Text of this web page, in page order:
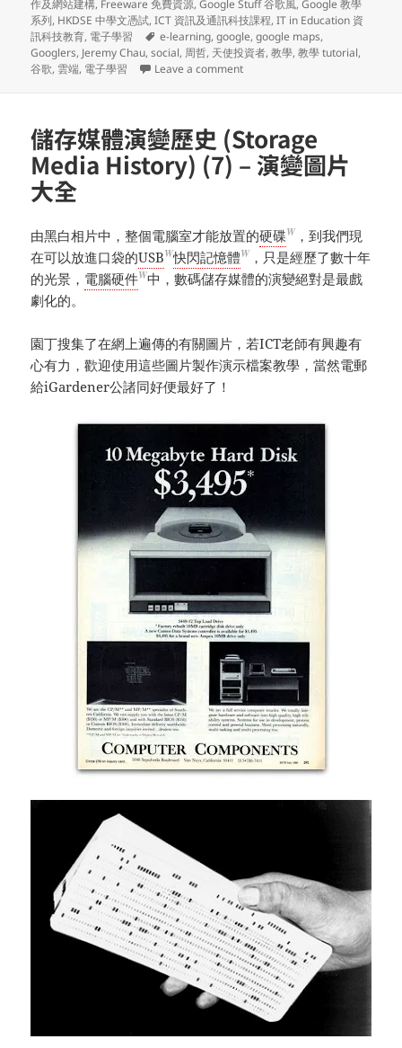
作及網站建構, Freeware 免費資源,Google Stuff 谷歌風,Google 教學
系列, HKDSE 中學文憑試,ICT 資訊及通訊科技課程,IT in Education 資
訊科技教育, 電子學習 Tags
e-learning,google,google maps,
Googlers, Jeremy Chau,social, 周哲, 天使投資者,教學,教學 tutorial,
谷歌, 雲端, 電子學習 Leave a commenton Google 教學系列 (8) – 2008
儲存媒體演變歷史 (Storage
Media History) (7) – 演變圖片
大全
由黑白相片中，整個電腦室才能放置的硬碟W ，到我們現
在可以放進口袋的USBW快閃記憶體W ，只是經歷了數十年
的光景， 電腦硬件W中，數碼儲存媒體的演變絕對是最戲
劇化的。
園丁搜集了在網上遍傳的有關圖片，若ICT老師有興趣有
心有力，歡迎使用這些圖片製作演示檔案教學，當然電郵
給iGardener公諸同好便最好了！